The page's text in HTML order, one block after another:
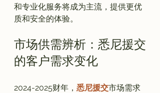
和专业化服务将成为主流，提供更优
市场供需辨析：悉尼援交
的客户需求变化
2024-2025财年， 悉尼援交市场需求